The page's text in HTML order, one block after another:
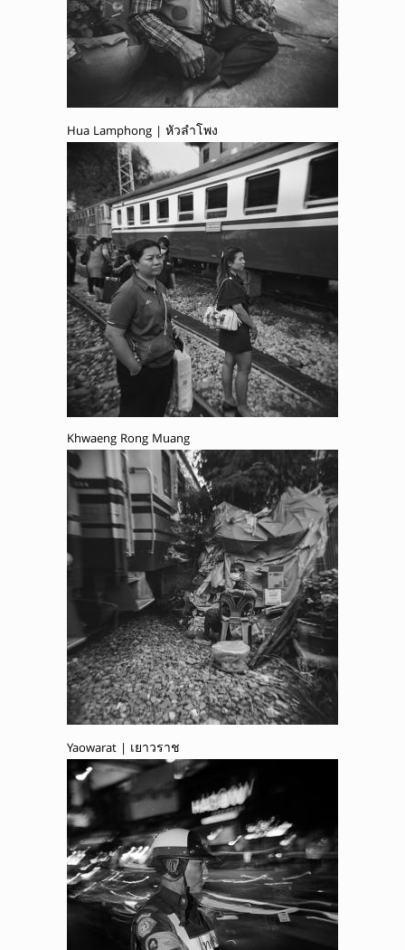
Hua Lamphong | หัวลำโพง
Khwaeng Rong Muang
Yaowarat | เยาวราช